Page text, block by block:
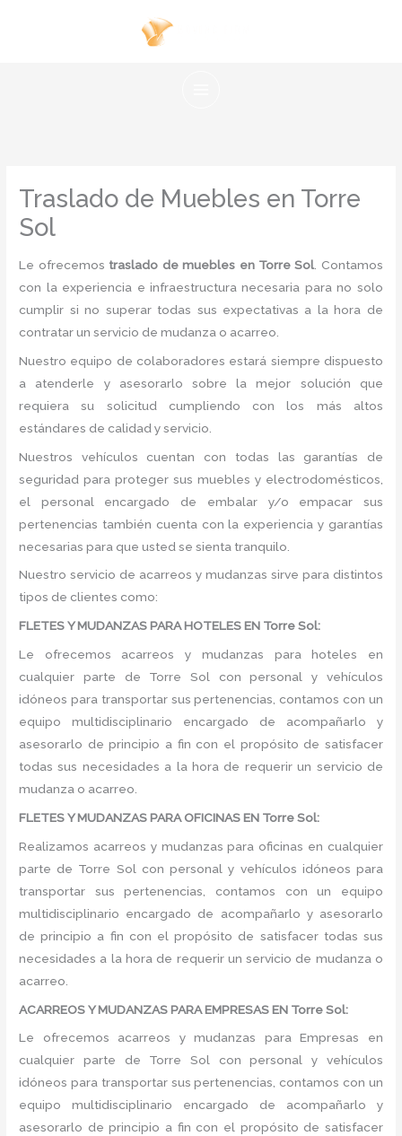
Traslado de Muebles en Torre
Sol
Le ofrecemos traslado de muebles en Torre Sol . Contamos
con la experiencia e infraestructura necesaria para no solo
cumplir si no superar todas sus expectativas a la hora de
contratar un servicio de mudanza o acarreo.
Nuestro equipo de colaboradores estará siempre dispuesto
a atenderle y asesorarlo sobre la mejor solución que
requiera su solicitud cumpliendo con los más altos
estándares de calidad y servicio.
Nuestros vehículos cuentan con todas las garantías de
seguridad para proteger sus muebles y electrodomésticos,
el personal encargado de embalar y/o empacar sus
pertenencias también cuenta con la experiencia y garantías
necesarias para que usted se sienta tranquilo.
Nuestro servicio de acarreos y mudanzas sirve para distintos
tipos de clientes como:
FLETES Y MUDANZAS PARA HOTELES EN Torre Sol:
Le ofrecemos acarreos y mudanzas para hoteles en
cualquier parte de Torre Sol con personal y vehículos
idóneos para transportar sus pertenencias, contamos con un
equipo multidisciplinario encargado de acompañarlo y
asesorarlo de principio a fin con el propósito de satisfacer
todas sus necesidades a la hora de requerir un servicio de
mudanza o acarreo.
FLETES Y MUDANZAS PARA OFICINAS EN Torre Sol:
Realizamos acarreos y mudanzas para oficinas en cualquier
parte de Torre Sol con personal y vehículos idóneos para
transportar sus pertenencias, contamos con un equipo
multidisciplinario encargado de acompañarlo y asesorarlo
de principio a fin con el propósito de satisfacer todas sus
necesidades a la hora de requerir un servicio de mudanza o
acarreo.
ACARREOS Y MUDANZAS PARA EMPRESAS EN Torre Sol:
Le ofrecemos acarreos y mudanzas para Empresas en
cualquier parte de Torre Sol con personal y vehículos
idóneos para transportar sus pertenencias, contamos con un
equipo multidisciplinario encargado de acompañarlo y
asesorarlo de principio a fin con el propósito de satisfacer